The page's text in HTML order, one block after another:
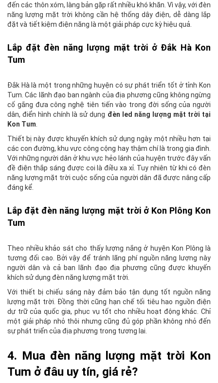
đến các thôn xóm, làng bản gặp rất nhiều khó khăn. Vì vậy, với đèn
năng lượng mặt trời không cần hệ thống dây điện, dễ dàng lắp
đặt và tiết kiệm điện năng là một giải pháp cực kỳ hiệu quả.
Lắp đặt đèn năng lượng mặt trời ở Đắk Hà Kon
Tum
Đắk Hà là một trong những huyện có sự phát triển tốt ở tỉnh Kon
Tum. Các lãnh đạo ban ngành của địa phương cũng không ngừng
cố gắng đưa công nghệ tiên tiến vào trong đời sống của người
dân, điển hình chính là sử dụng đèn led năng lượng mặt trời tại
Kon Tum
Thiết bị này được khuyến khích sử dụng ngày một nhiều hơn tại
các con đường, khu vực công cộng hay thậm chí là trong gia đình.
Với những người dân ở khu vực hẻo lánh của huyện trước đây vấn
đề điện thắp sáng được coi là điều xa xỉ. Tuy nhiên từ khi có đèn
năng lượng mặt trời cuộc sống của người dân đã được nâng cấp
đáng kể.
Lắp đặt đèn năng lượng mặt trời ở Kon Plông Kon
Tum
Theo nhiều khảo sát cho thấy lượng nắng ở huyện Kon Plông là
tương đối cao. Bởi vậy để tránh lãng phí nguồn năng lượng này
người dân và cả ban lãnh đạo địa phương cũng được khuyến
khích sử dụng đèn năng lượng mặt trời.
Với thiết bị chiếu sáng này đảm bảo tận dụng tốt nguồn năng
lượng mặt trời. Đồng thời cũng hạn chế tối tiêu hao nguồn điện
dự trữ của quốc gia, phục vụ tốt cho nhiều hoạt động khác. Chỉ
một giải pháp nhỏ thôi nhưng cũng đủ góp phần không nhỏ đến
sự phát triển của địa phương trong tương lai.
4. Mua đèn năng lượng mặt trời Kon
Tum ở đâu uy tín, giá rẻ?